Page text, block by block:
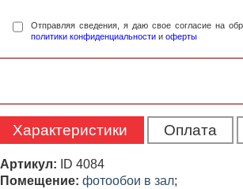
Отправляя сведения, я даю свое согласие на
политики конфиденциальности и оферты
Характеристики Оплата
Артикул:
ID 4084
Помещение: фотообои в зал;